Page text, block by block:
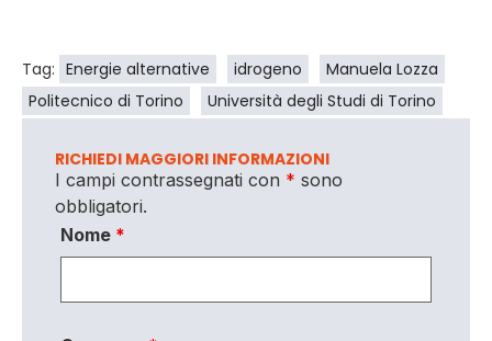
Tag: Energie alternative idrogeno
Manuela Lozza
Politecnico di Torino
Università degli Studi di Torino
RICHIEDI MAGGIORI INFORMAZIONI
I campi contrassegnati con * sono
obbligatori.
Nome *